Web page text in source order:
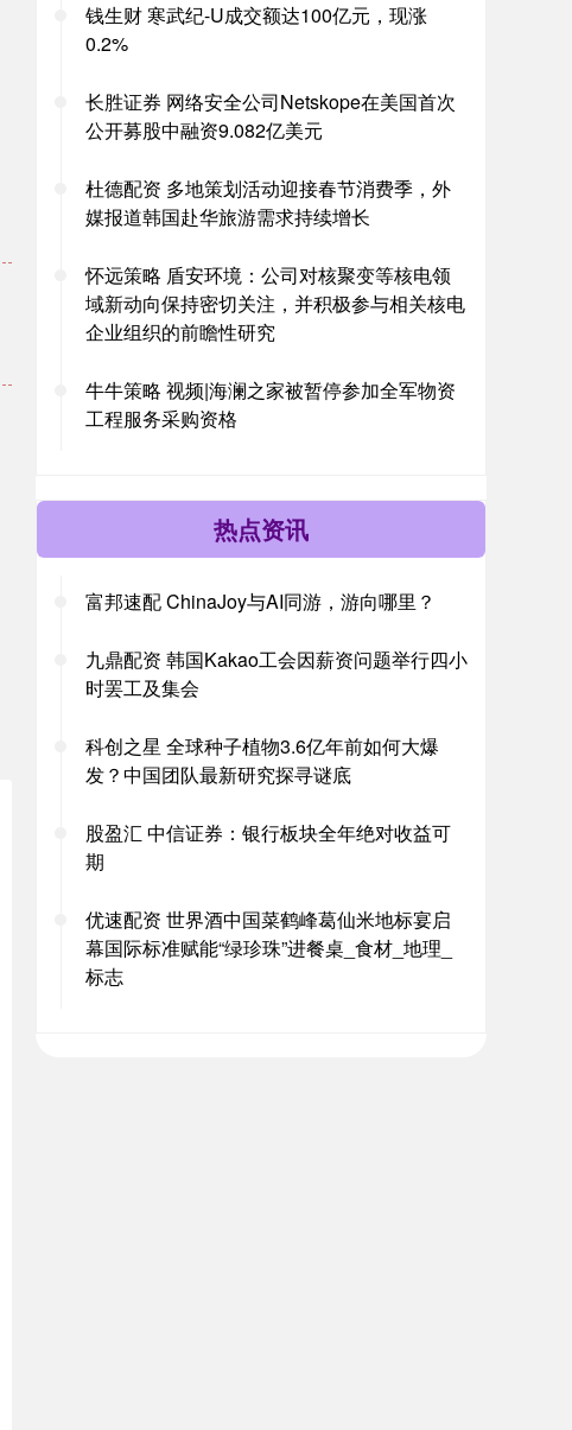
钱生财 寒武纪-U成交额达100亿元，现涨
0.2%
长胜证券 网络安全公司Netskope在美国首次
公开募股中融资9.082亿美元
杜德配资 多地策划活动迎接春节消费季，外
媒报道韩国赴华旅游需求持续增长
怀远策略 盾安环境：公司对核聚变等核电领
域新动向保持密切关注，并积极参与相关核电
企业组织的前瞻性研究
牛牛策略 视频|海澜之家被暂停参加全军物资
工程服务采购资格
热点资讯
富邦速配 ChinaJoy与AI同游，游向哪里？
九鼎配资 韩国Kakao工会因薪资问题举行四小
时罢工及集会
科创之星 全球种子植物3.6亿年前如何大爆
发？中国团队最新研究探寻谜底
股盈汇 中信证券：银行板块全年绝对收益可
期
优速配资 世界酒中国菜鹤峰葛仙米地标宴启
幕国际标准赋能“绿珍珠”进餐桌_食材_地理_
标志